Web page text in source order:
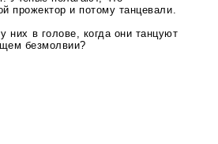
прожектор и потому танцевали.
них в голове, когда они танцуют
безмолвии?